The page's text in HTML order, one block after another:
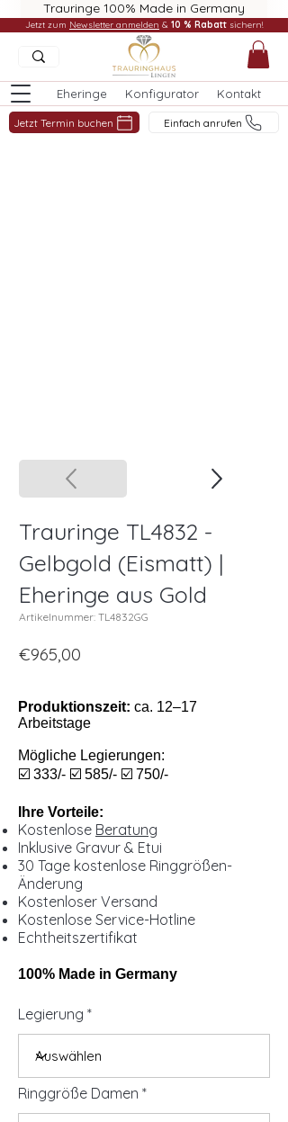
Trauringe 100% Made in Germany
Eheringe Konfigurator Kontakt
Jetzt Termin buchen Einfach anrufen
Jetzt zum Newsletter anmelden & 10 % Rabatt sichern!
Trauringe TL4832 -
Gelbgold (Eismatt) |
Eheringe aus Gold
Artikelnummer: TL4832GG
€965,00
Produktionszeit: ca. 12–17
Arbeitstage
Mögliche Legierungen:
☑️ 333/- ☑️ 585/- ☑️ 750/-
Ihre Vorteile:
Kostenlose Beratung
Inklusive Gravur & Etui
30 Tage kostenlose Ringgrößen-
Änderung
Kostenloser Versand
Kostenlose Service-Hotline
Echtheitszertifikat
100% Made in Germany
Legierung
Ringgröße Damen